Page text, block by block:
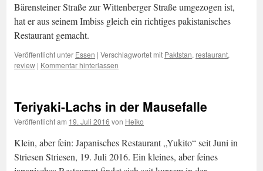
Bärensteiner Straße zur Wittenberger Straße umgezogen ist,
hat er aus seinem Imbiss gleich ein richtiges pakistanisches
Restaurant gemacht.
Veröffentlicht unter Essen | Verschlagwortet mit Paktstan, restaurant,
review | Kommentar hinterlassen
Teriyaki-Lachs in der Mausefalle
Veröffentlicht am 19. Juli 2016 von Heiko
Klein, aber fein: Japanisches Restaurant „Yukito“ seit Juni in
Striesen Striesen, 19. Juli 2016. Ein kleines, aber feines